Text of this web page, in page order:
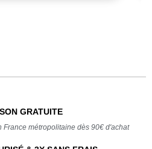
GRATUITE
métropolitaine dès 90€ d'achat